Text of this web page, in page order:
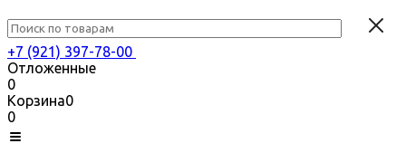
+7 (921) 397-78-00
Отложенные
0
Корзина0
0